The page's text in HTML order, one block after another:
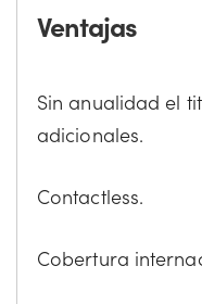
Ventajas
Sin anualidad el
adicionales.
Contactless.
Cobertura